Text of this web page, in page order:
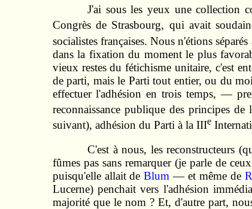
J'ai sous les yeux une collection
Congrès de Strasbourg, qui avait
socialistes françaises. Nous n'étions
dans la fixation du moment le plus
vieux restes du fétichisme unitaire, c'est
de parti, mais le Parti tout entier, ou du
effectuer l'adhésion en trois temps, —
reconnaissance publique des principes de
suivant), adhésion du Parti à la IIIe
C'est à nous, les reconstructeurs
fûmes pas sans remarquer (je parle de
puisqu'elle allait deBlum — et même de
Lucerne) penchait vers l'adhésion
majorité que le nom ? Et, d'autre part,